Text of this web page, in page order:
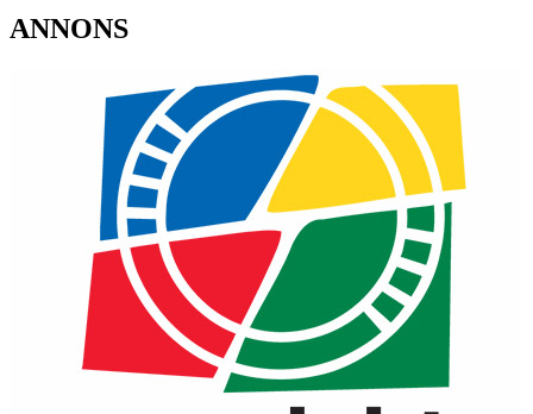
ANNONS